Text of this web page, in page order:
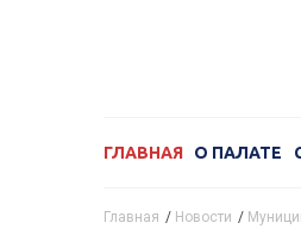
ГЛАВНАЯ О ПАЛАТЕ
Главная / Новости /